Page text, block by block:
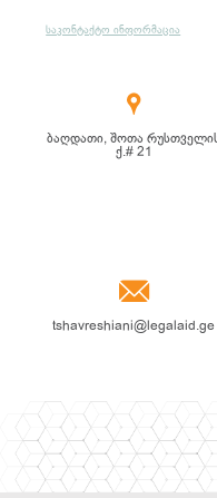
საკონტაქტო ინფორმაცია

ბაღდათი, შოთა
ქ.# 21

tshavreshiani@legalaid.ge